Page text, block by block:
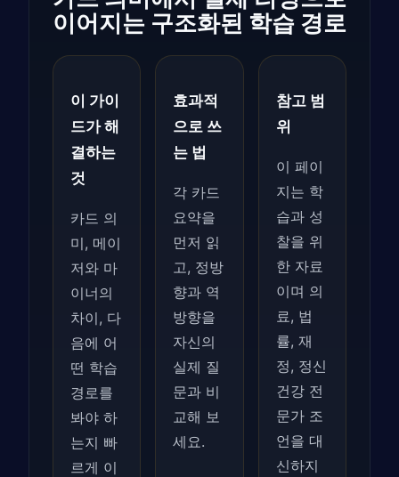
이어지는 구조화된 학습 경로
이 가이
드가 해
결하는
것
카드 의
미, 메이
저와 마
이너의
차이, 다
음에 어
떤 학습
경로를
봐야 하
는지 빠
르게 이
효과적
으로 쓰
는 법
각 카드
요약을
먼저 읽
고, 정방
향과 역
방향을
자신의
실제 질
문과 비
교해 보
세요.
참고 범
위
이 페이
지는 학
습과 성
찰을 위
한 자료
이며 의
료, 법
률, 재
정, 정신
건강 전
문가 조
언을 대
신하지